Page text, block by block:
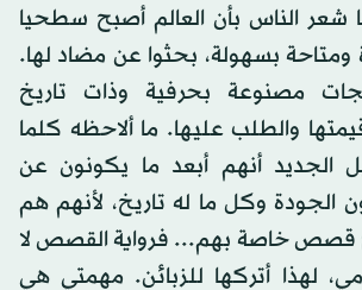
شعر الناس بأن العالم أصبح سطحيا
ومتاحة بسهولة، بحثوا عن مضاد لها.
مصنوعة بحرفية وذات تاريخ
والطلب عليها. ما ألاحظه كلما
الجديد أنهم أبعد ما يكونون عن
الجودة وكل ما له تاريخ، لأنهم هم
قصص خاصة بهم... فرواية القصص لا
لهذا أتركها للزبائن. مهمتي هي